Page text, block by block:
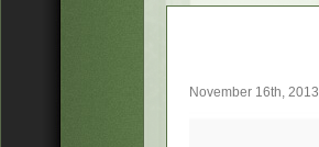
November 16th, 2013